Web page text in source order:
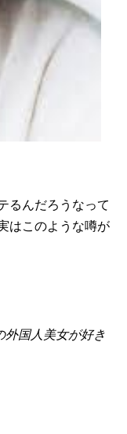
るんだろうなって
はこのような噂が
外国人美女が好き